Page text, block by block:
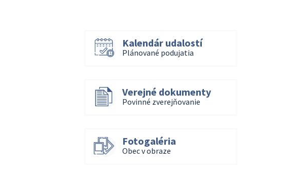
Kalendár udalostí
Plánované podujatia
Verejné dokumenty
Povinné zverejňovanie
Fotogaléria
Obec v obraze